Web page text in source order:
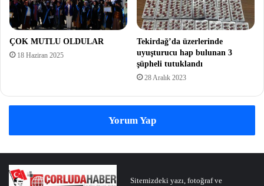
ÇOK MUTLU OLDULAR
18 Haziran 2025
Tekirdağ’da üzerlerinde
uyuşturucu hap bulunan 3
şüpheli tutuklandı
28 Aralık 2023
Yorum Yap
Sitemizdeki yazı, fotoğraf ve